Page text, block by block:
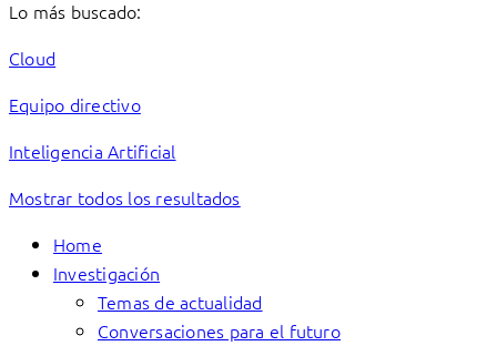
Lo más buscado:
Cloud
Equipo directivo
Inteligencia Artificial
Mostrar todos los resultados
Home
Investigación
Temas de actualidad
Conversaciones para el futuro